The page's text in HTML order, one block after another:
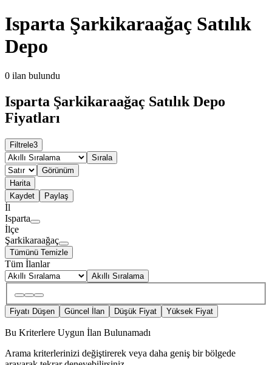
Isparta Şarkikaraağaç Satılık
Depo
0 ilan bulundu
Isparta Şarkikaraağaç Satılık Depo
Fiyatları
Filtrele3
Sırala
Görünüm
Harita
Kaydet
Paylaş
İl
Isparta
İlçe
Şarkikaraağaç
Tümünü Temizle
Tüm İlanlar
Akıllı Sıralama
Fiyatı Düşen Güncel İlan Düşük Fiyat Yüksek Fiyat
Bu Kriterlere Uygun İlan Bulunamadı
Arama kriterlerinizi değiştirerek veya daha geniş bir bölgede